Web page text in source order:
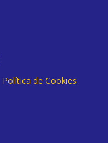
Política de Cookies